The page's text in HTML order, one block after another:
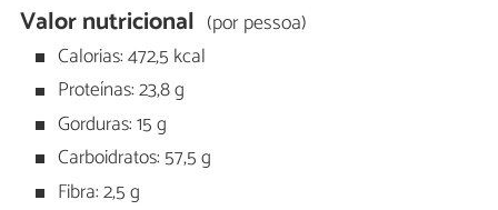
Valor nutricional (por pessoa)
Calorias: 472,5 kcal
Proteínas: 23,8 g
Gorduras: 15 g
Carboidratos: 57,5 g
Fibra: 2,5 g